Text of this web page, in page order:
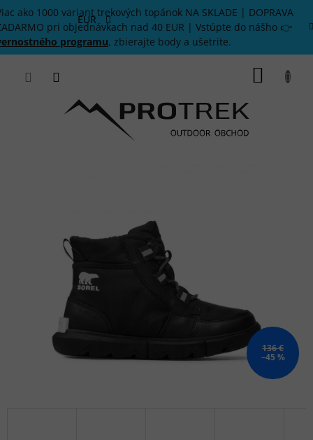
Prejsť
na
obsah
ako 1000 variant trekových topánok NA SKLADE | DOPRAVA
pri objednávkach nad 40 EUR | Vstúpte do nášho 👉
programu, zbierajte body a ušetrite.
EUR
136 €
–45 %